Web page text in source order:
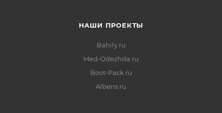
НАШИ ПРОЕКТЫ
Bahily.ru
Med-Odezhda.ru
Boot-Pack.ru
Albens.ru